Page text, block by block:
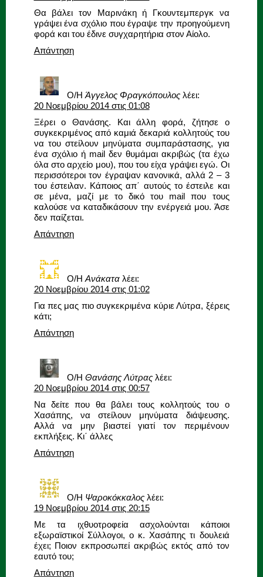
Θα βάλει τον Μαρινάκη ή Γκουντεμπεργκ να
γράψει ένα σχόλιο που έγραψε την προηγούμενη
φορά και του έδινε συγχαρητήρια στον Αίολο.
Απάντηση
Ο/Η Άγγελος Φραγκόπουλος λέει:
20 Νοεμβρίου 2014 στις 01:08
Ξέρει ο Θανάσης. Και άλλη φορά, ζήτησε ο
συγκεκριμένος από καμιά δεκαριά κολλητούς του
να του στείλουν μηνύματα συμπαράστασης, για
ένα σχόλιο ή mail δεν θυμάμαι ακριβώς (τα έχω
όλα στο αρχείο μου), που του είχα γράψει εγώ. Οι
περισσότεροι τον έγραψαν κανονικά, αλλά 2 – 3
του έστειλαν. Κάποιος απ΄ αυτούς το έστειλε και
σε μένα, μαζί με το δικό του mail που τους
καλούσε να καταδικάσουν την ενέργειά μου. Άσε
δεν παίζεται.
Απάντηση
Ο/Η Ανάκατα λέει:
20 Νοεμβρίου 2014 στις 01:02
Για πες μας πιο συγκεκριμένα κύριε Λύτρα, ξέρεις
κάτι;
Απάντηση
Ο/Η Θανάσης Λύτρας λέει:
20 Νοεμβρίου 2014 στις 00:57
Να δείτε που θα βάλει τους κολλητούς του ο
Χασάπης, να στείλουν μηνύματα διάψευσης.
Αλλά να μην βιαστεί γιατί τον περιμένουν
εκπλήξεις. Κι΄ άλλες
Απάντηση
Ο/Η Ψαροκόκκαλος λέει:
19 Νοεμβρίου 2014 στις 20:15
Με τα ιχθυοτροφεία ασχολούνται κάποιοι
εξωραϊστικοί Σύλλογοι, ο κ. Χασάπης τι δουλειά
έχει; Ποιον εκπροσωπεί ακριβώς εκτός από τον
εαυτό του;
Απάντηση